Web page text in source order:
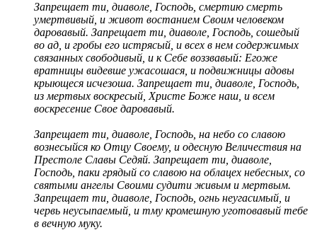
Запрещает ти, диаволе, Господь, смертию смерть
умертвивый, и живот востанием Своим человеком
даровавый. Запрещает ти, диаволе, Господь, сошедый
во ад, и гробы его истрясый, и всех в нем содержимых
связанных свободивый, и к Себе воззвавый: Егоже
вратницы видевше ужасошася, и подвижницы адовы
крыющеся исчезоша. Запрещает ти, диаволе, Господь,
из мертвых воскресый, Христе Боже наш, и всем
воскресение Свое даровавый.
Запрещает ти, диаволе, Господь, на небо со славою
вознесыйся ко Отцу Своему, и одесную Величествия на
Престоле Славы Седяй. Запрещает ти, диаволе,
Господь, паки грядый со славою на облацех небесных, со
святыми ангелы Своими судити живым и мертвым.
Запрещает ти, диаволе, Господь, огнь неугасимый, и
червь неусыпаемый, и тму кромешную уготовавый тебе
в вечную муку.